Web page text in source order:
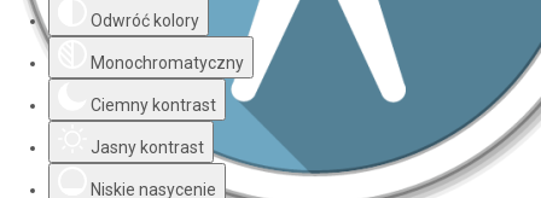
Odwróć kolory
Monochromatyczny
Ciemny kontrast
Jasny kontrast
Niskie nasycenie